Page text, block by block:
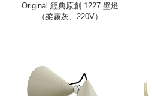
Original 經典原創 1227 壁燈
（柔霧灰、220V）